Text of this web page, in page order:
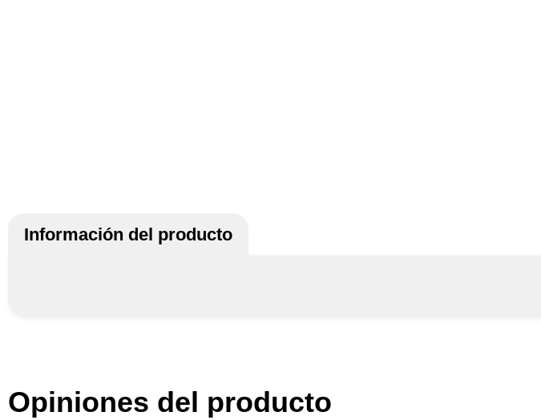
Información del producto
Opiniones del producto